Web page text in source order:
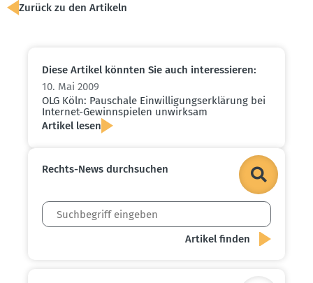
Zurück zu den Artikeln
Diese Artikel könnten Sie auch inter­es­sieren:
10. Mai 2009
OLG Köln: Pauschale Einwil­li­gungs­er­klärung bei
Internet-Gewinn­spielen unwirksam
Artikel lesen
Rechts-News durch­suchen